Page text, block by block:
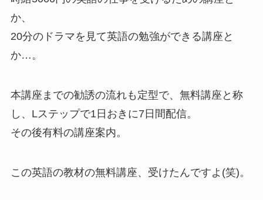
か、
20分のドラマを見て英語の勉強ができる講座と
か…。
本講座までの勧誘の流れも定型で、無料講座と称
し、Lステップで1日おきに7日間配信。
その後有料の講座案内。
この英語の教材の無料講座、受けたんですよ(笑)。